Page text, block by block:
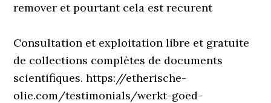
remover et pourtant cela est recurent
Consultation et exploitation libre et gratuite
de collections complètes de documents
scientifiques. https://etherische-
olie.com/testimonials/werkt-goed-